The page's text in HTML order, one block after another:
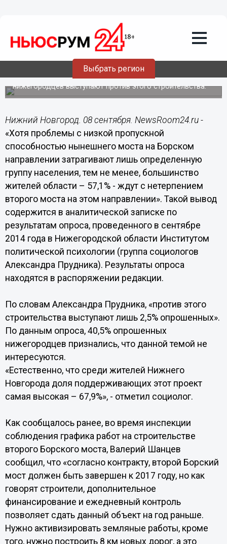
Выбрать регион
Большинство жителей области ждут с
нетерпением второго Борского моста,
– Александр Прудник
По данным социологов, лишь 2,5% опрошенных
нижегородцев выступают против этого строительства.
Нижний Новгород. 08 сентября. NewsRoom24.ru -
«Хотя проблемы с низкой пропускной
способностью нынешнего моста на Борском
направлении затрагивают лишь определенную
группу населения, тем не менее, большинство
жителей области – 57,1% - ждут с нетерпением
второго моста на этом направлении». Такой вывод
содержится в аналитической записке по
результатам опроса, проведенного в сентябре
2014 года в Нижегородской области Институтом
политической психологии (группа социологов
Александра Прудника). Результаты опроса
находятся в распоряжении редакции.
По словам Александра Прудника, «против этого
строительства выступают лишь 2,5% опрошенных».
По данным опроса, 40,5% опрошенных
нижегородцев признались, что данной темой не
интересуются.
«Естественно, что среди жителей Нижнего
Новгорода доля поддерживающих этот проект
самая высокая – 67,9%», - отметил социолог.
Как сообщалось ранее, во время инспекции
соблюдения графика работ на строительстве
второго Борского моста, Валерий Шанцев
сообщил, что «согласно контракту, второй Борский
мост должен быть завершен к 2017 году, но как
говорят строители, дополнительное
финансирование и ежедневный контроль
позволяет сдать данный объект на год раньше.
Нужно активизировать земляные работы, кроме
того, нужно построить 8 км новых дорог, а это